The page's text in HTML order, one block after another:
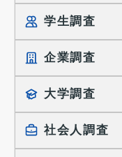
学生調査
就職プロセス調査
就職活動TOPICS
大学生の実態調査
働きたい組織の特
企業調査
採用に関する調査
採用活動に関す
大学調査
社会人調査